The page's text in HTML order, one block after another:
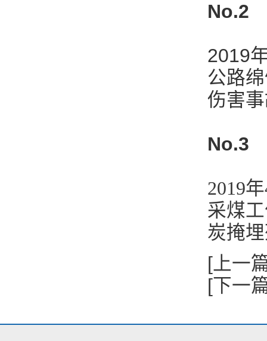
No.2
2019
公路
伤害
No.3
2019
采煤
炭掩
[上一
[下一